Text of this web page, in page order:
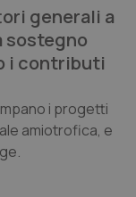
generali a
sostegno
i contributi
i progetti
amiotrofica, e